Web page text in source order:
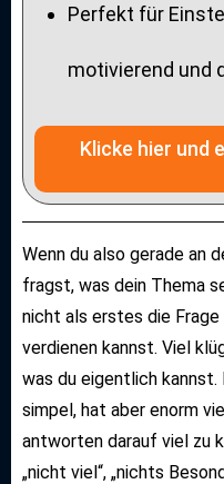
Perfekt für
motivierend und
Klicke hier und
Wenn du also gerade an
fragst, was dein Thema
nicht als erstes die
verdienen kannst. Viel
was du eigentlich
simpel, hat aber enorm
antworten darauf viel zu
„nicht viel“, „nichts